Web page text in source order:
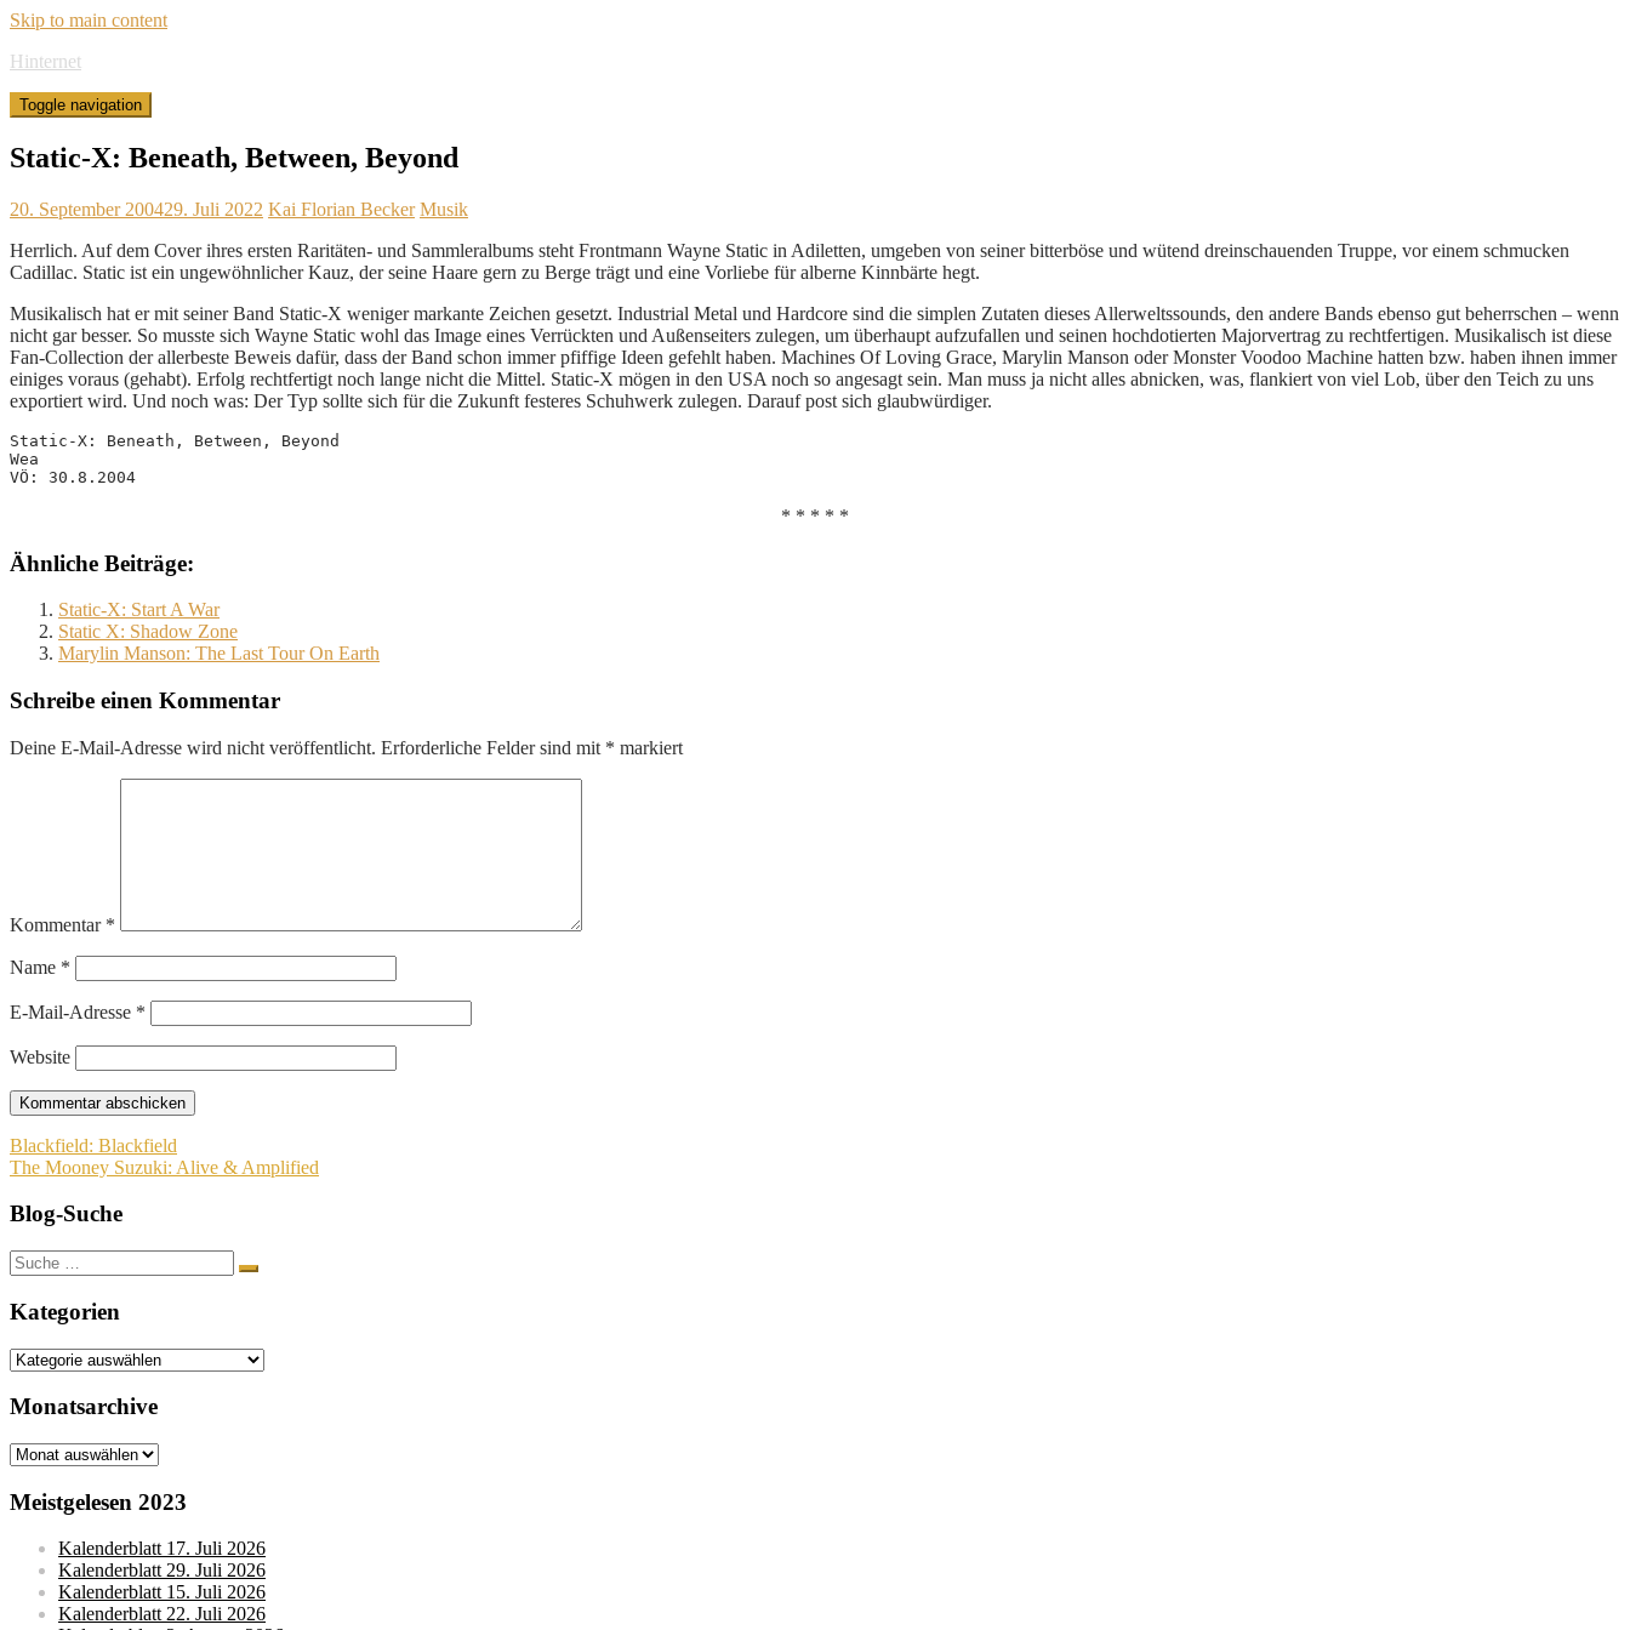
Skip to main content
Hinternet
Toggle navigation
Static-X: Beneath, Between, Beyond
20. September 200429. Juli 2022 Kai Florian Becker Musik
Herrlich. Auf dem Cover ihres ersten Raritäten- und Sammleralbums steht Frontmann Wayne Static in Adiletten, umgeben von seiner bitterböse und wütend dreinschauenden Truppe, vor einem schmucken
Cadillac. Static ist ein ungewöhnlicher Kauz, der seine Haare gern zu Berge trägt und eine Vorliebe für alberne Kinnbärte hegt.
Musikalisch hat er mit seiner Band Static-X weniger markante Zeichen gesetzt. Industrial Metal und Hardcore sind die simplen Zutaten dieses Allerweltssounds, den andere Bands ebenso gut beherrschen – wenn
nicht gar besser. So musste sich Wayne Static wohl das Image eines Verrückten und Außenseiters zulegen, um überhaupt aufzufallen und seinen hochdotierten Majorvertrag zu rechtfertigen. Musikalisch ist diese
Fan-Collection der allerbeste Beweis dafür, dass der Band schon immer pfiffige Ideen gefehlt haben. Machines Of Loving Grace, Marylin Manson oder Monster Voodoo Machine hatten bzw. haben ihnen immer
einiges voraus (gehabt). Erfolg rechtfertigt noch lange nicht die Mittel. Static-X mögen in den USA noch so angesagt sein. Man muss ja nicht alles abnicken, was, flankiert von viel Lob, über den Teich zu uns
exportiert wird. Und noch was: Der Typ sollte sich für die Zukunft festeres Schuhwerk zulegen. Darauf post sich glaubwürdiger.
Static-X: Beneath, Between, Beyond
Wea
VÖ: 30.8.2004
* * * * *
Ähnliche Beiträge:
Static-X: Start A War
Static X: Shadow Zone
Marylin Manson: The Last Tour On Earth
Schreibe einen Kommentar
Deine E-Mail-Adresse wird nicht veröffentlicht. Erforderliche Felder sind mit * markiert
Kommentar *
Name *
E-Mail-Adresse *
Website
Beitragsnavigation
Blackfield: Blackfield
The Mooney Suzuki: Alive & Amplified
Blog-Suche
Suche
nach:
Kategorien
Kategorien
Monatsarchive
Monatsarchive
Meistgelesen 2023
Kalenderblatt 17. Juli 2026
Kalenderblatt 29. Juli 2026
Kalenderblatt 15. Juli 2026
Kalenderblatt 22. Juli 2026